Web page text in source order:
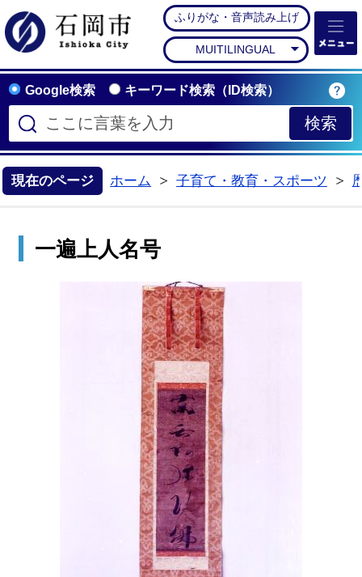
石岡市公式ホームペー
ふりがな・音声読み上げ
MUITILINGUAL
Google検索 キーワード検索（ID検索）
現在のページ ホーム
子育て・教育・スポーツ
一遍上人名号